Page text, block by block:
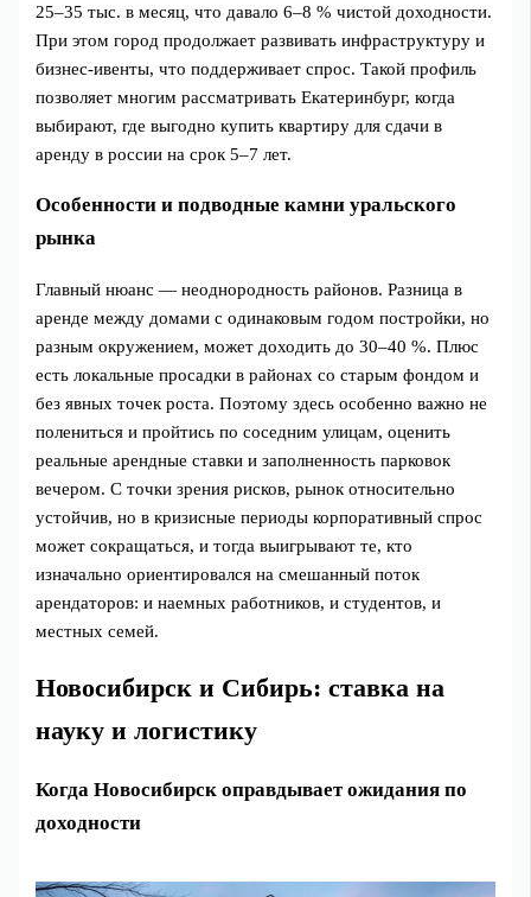
25–35 тыс. в месяц, что давало 6–8 % чистой доходности.
При этом город продолжает развивать инфраструктуру и
бизнес‑ивенты, что поддерживает спрос. Такой профиль
позволяет многим рассматривать Екатеринбург, когда
выбирают, где выгодно купить квартиру для сдачи в
аренду в россии на срок 5–7 лет.
Особенности и подводные камни уральского
рынка
Главный нюанс — неоднородность районов. Разница в
аренде между домами с одинаковым годом постройки, но
разным окружением, может доходить до 30–40 %. Плюс
есть локальные просадки в районах со старым фондом и
без явных точек роста. Поэтому здесь особенно важно не
полениться и пройтись по соседним улицам, оценить
реальные арендные ставки и заполненность парковок
вечером. С точки зрения рисков, рынок относительно
устойчив, но в кризисные периоды корпоративный спрос
может сокращаться, и тогда выигрывают те, кто
изначально ориентировался на смешанный поток
арендаторов: и наемных работников, и студентов, и
местных семей.
Новосибирск и Сибирь: ставка на
науку и логистику
Когда Новосибирск оправдывает ожидания по
доходности